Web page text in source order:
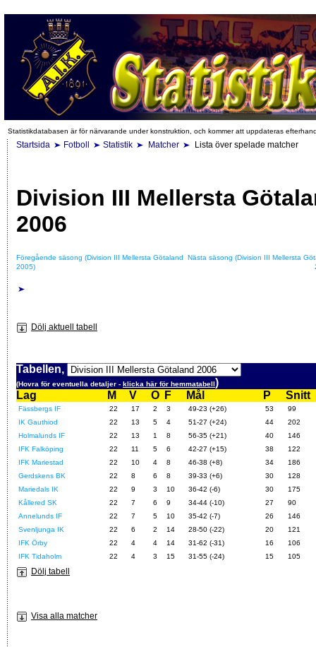
Statistikdatabasen är för närvarande under konstruktion, och kommer att uppdateras
Startsida Fotboll Statistik Matcher Lista över spelade matcher
Division III Mellersta
2006
Föregående säsong (Division III Mellersta Götaland
2005)
Nästa säsong (Division III Mellersta
Dölj aktuell tabell
Tabellen,
(Hovra för eventuella detaljer - klicka här för hemmatabell)
Lag
M V O F Mål P Snitt
Fässbergs IF 22 17 2 3 49-23 (+26) 53
99
IK Gauthiod
22 13 5 4 51-27 (+24) 44
202
Holmalunds IF
22 13 1 8 56-35 (+21) 40
146
IFK Falköping
22 11 5 6 42-27 (+15) 38
122
IFK Mariestad
22 10 4 8 46-38 (+8) 34
186
Gerdskens BK
22 8 6 8 39-33 (+6) 30
128
Mariedals IK
22 9 3 10 36-42 (-6) 30
175
Kållered SK
22 7 6 9 34-44 (-10) 27
90
Annelunds IF
22 7 5 10 35-42 (-7) 26
146
Svenljunga IK
22 6 2 14 28-50 (-22) 20
121
IFK Örby
22 4 4 14 31-62 (-31) 16
106
IFK Tidaholm
22 4 3 15 31-55 (-24) 15 105
Dölj tabell
Visa alla matcher